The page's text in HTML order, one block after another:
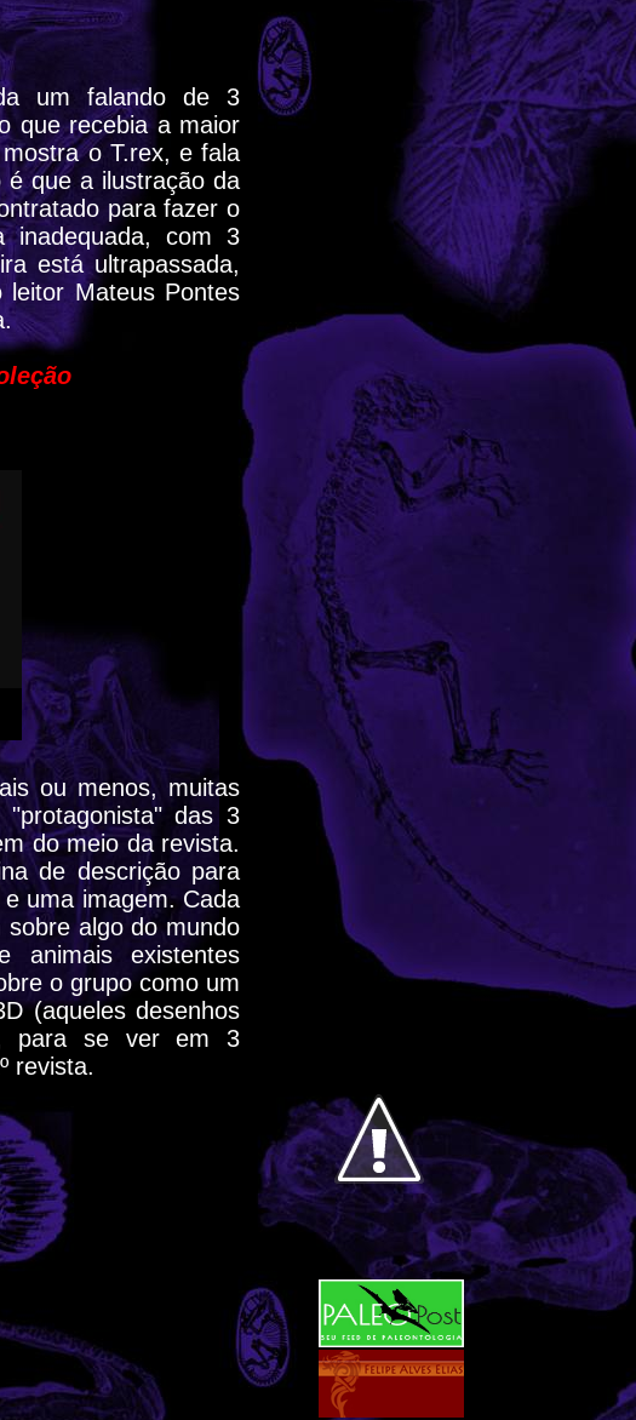
um falando de 3
que recebia a maior
o T.rex, e fala
é que a ilustração da
para fazer o
inadequada, com 3
está ultrapassada,
leitor Mateus Pontes
ou menos, muitas
das 3
do meio da revista.
de descrição para
uma imagem. Cada
algo do mundo
animais existentes
o grupo como um
(aqueles desenhos
para se ver em 3
revista.